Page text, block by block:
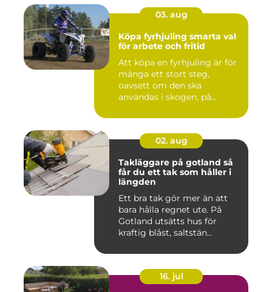
03. aug
Köpa fyrhjuling smarta val
för arbete och fritid
Att köpa en fyrhjuling är för
många ett stort steg,
oavsett om den ska
användas i skogen, på
02. aug
Takläggare på gotland så
får du ett tak som håller i
längden
Ett bra tak gör mer än att
bara hålla regnet ute. På
Gotland utsätts hus för
kraftig blåst, saltstän...
16. jul